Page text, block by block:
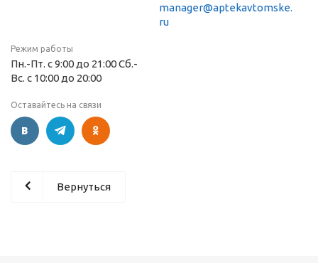
manager@aptekavtomske.
ru
Режим работы
Пн.-Пт. с 9:00 до 21:00 Сб.-
Вс. с 10:00 до 20:00
Оставайтесь на связи
Вернуться